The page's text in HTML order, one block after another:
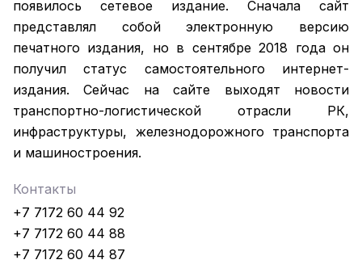
появилось сетевое издание. Сначала сайт
представлял собой электронную версию
печатного издания, но в сентябре 2018 года он
получил статус самостоятельного интернет-
издания. Сейчас на сайте выходят новости
транспортно-логистической отрасли РК,
инфраструктуры, железнодорожного транспорта
и машиностроения.
Контакты
+7 7172 60 44 92
+7 7172 60 44 88
+7 7172 60 44 87